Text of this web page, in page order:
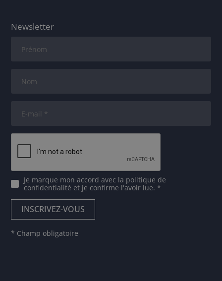
Newsletter
Je marque mon accord avec la politique de
confidentialité et je confirme l'avoir lue. *
* Champ obligatoire